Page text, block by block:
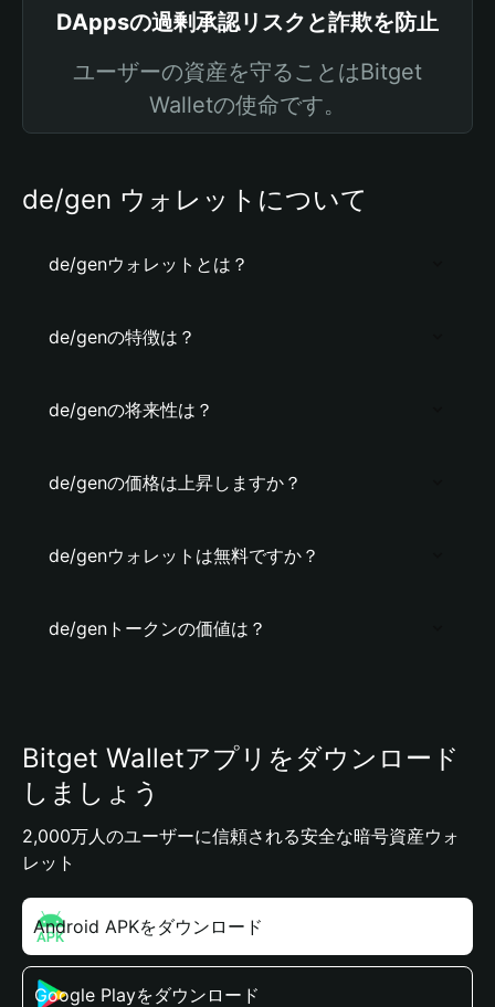
DAppsの過剰承認リスクと詐欺を防止
ユーザーの資産を守ることはBitget
Walletの使命です。
de/gen ウォレットについて
de/genウォレットとは？
de/genの特徴は？
de/genの将来性は？
de/genの価格は上昇しますか？
de/genウォレットは無料ですか？
de/genトークンの価値は？
Bitget Walletアプリをダウンロード
しましょう
2,000万人のユーザーに信頼される安全な暗号資産ウォ
レット
Android APKをダウンロード
Google Playをダウンロード